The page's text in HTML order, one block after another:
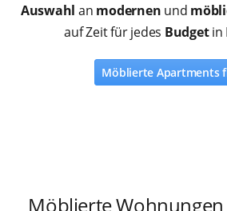
Auswahl an modernen und
auf Zeit für jedes Budgetin
Möblierte Apartments
Möblierte